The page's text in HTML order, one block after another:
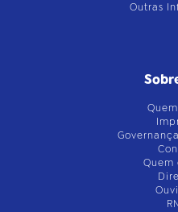
Outras
Quem